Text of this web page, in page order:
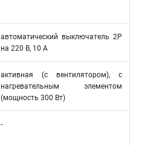
автоматический выключатель 2P
на 220 В, 10 A
активная (с вентилятором), с
нагревательным элементом
(мощность 300 Вт)
-